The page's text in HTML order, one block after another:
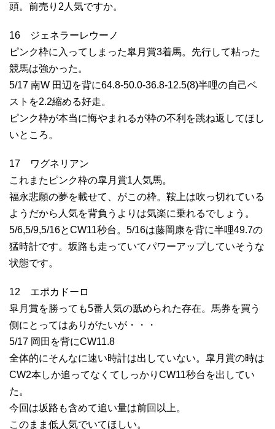
頭。前売り2人気ですか。
16 ジェネラーレウーノ
ピンク枠に入ってしまった皐月賞3着馬。先行して粘った
競馬は強かった。
5/17 南W 田辺を背に64.8-50.0-36.8-12.5(8)半哩の自己ベ
ストを2.2縮める好走。
ピンク枠が本当に悔やまれるが枠の不利を跳ね返してほし
いところ。
17 ワグネリアン
これまたピンク枠の皐月賞1人気馬。
福永悲願の夢を載せて、がこの枠。鞍上は吹っ切れている
ようだから人気を背負うよりは気楽に乗れるでしょう。
5/6,5/9,5/16とCW11秒台。5/16は藤岡康を背に半哩49.7の
猛時計です。坂路も走っていてパワーアップしていそうな
状態です。
12 エポカドーロ
皐月賞を勝っても5番人気の舐められた存在。馬券を買う
側にとってはありがたいが・・・
5/17 岡田を背にCW11.8
全体的にそんなに速い時計は出していない。皐月賞の時は
CW2本しか追ってなくてしっかりCW11秒台を出してい
た。
今回は坂路も含めて追い量は前回以上。
このまま低人気でいてほしい。